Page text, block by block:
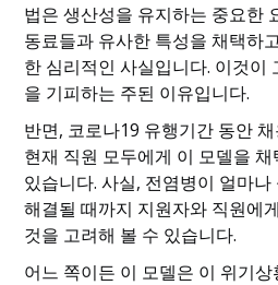
법은 생산성을 유지하는 중요한
동료들과 유사한 특성을 채택하
한 심리적인 사실입니다. 이것이
을 기피하는 주된 이유입니다.
반면, 코로나19 유행기간 동안
현재 직원 모두에게 이 모델을
있습니다. 사실, 전염병이 얼마
해결될 때까지 지원자와 직원에
것을 고려해 볼 수 있습니다.
어느 쪽이든 이 모델은 이 위기